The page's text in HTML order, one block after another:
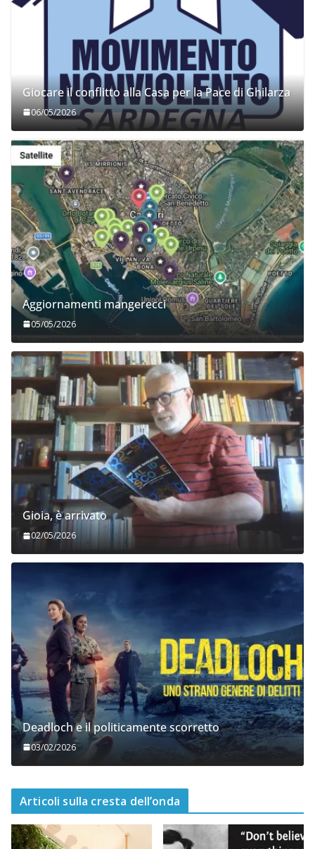
Giocare il conflitto alla Casa per la Pace di Ghilarza
06/05/2026
Aggiornamenti mangerecci
05/05/2026
Gioia, è arrivato
02/05/2026
Deadloch e il politicamente scorretto
03/02/2026
Articoli sulla cresta dell’onda